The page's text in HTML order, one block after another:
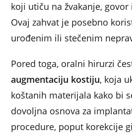
koji utiču na žvakanje,
Ovaj zahvat je posebno
urođenim ili stečenim
Pored toga, oralni hirurzi
augmentaciju kostiju, koja
koštanih materijala kako bi
dovoljna osnova za
procedure, poput korekcije